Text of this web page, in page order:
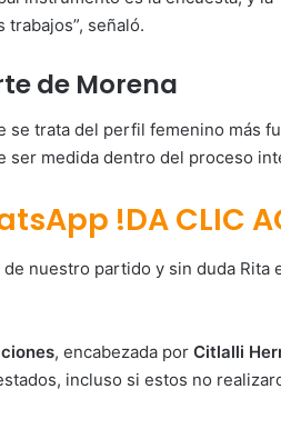
señaló.
de Morena
se trata del perfil femenino más
ser medida dentro del proceso
!DA CLIC
nuestro partido y sin duda Rita
, encabezada por Citlalli
incluso si estos no